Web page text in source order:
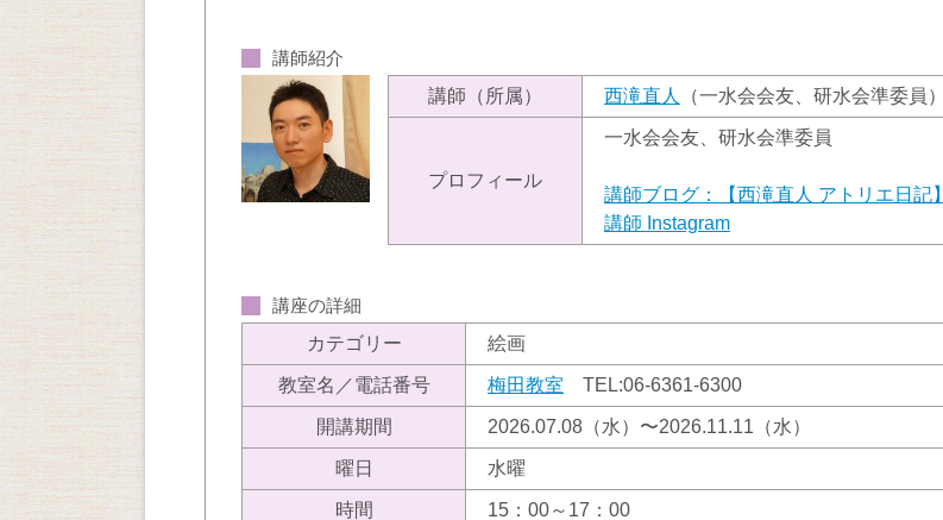
講師紹介
講師（所属）
西滝直人 （一水会会友、研水会準委員）
プロフィール
一水会会友、研水会準委員
講師ブログ：【西滝直人 アトリエ日記】
講師 Instagram
講座の詳細
カテゴリー
絵画
教室名／電話番号 梅田教室 TEL:06-6361-6300
開講期間 2026.07.08（水）〜2026.11.11（水）
曜日 水曜
時間 15：00～17：00